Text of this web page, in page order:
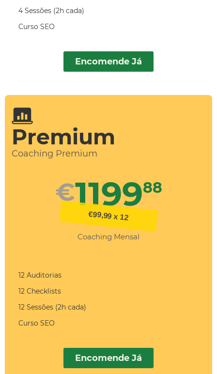
4 Sessões (2h cada)
Curso SEO
Encomende Já
Premium
Coaching Premium
€119988
€99,99 x 12
Coaching Mensal
12 Auditorias
12 Checklists
12 Sessões (2h cada)
Curso SEO
Encomende Já